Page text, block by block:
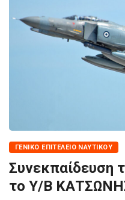
ΓΕΝΙΚΌ ΕΠΙΤΕΛΕΊΟ ΝΑΥΤΙΚΟΎ
Συνεκπαίδευση
το Υ/Β